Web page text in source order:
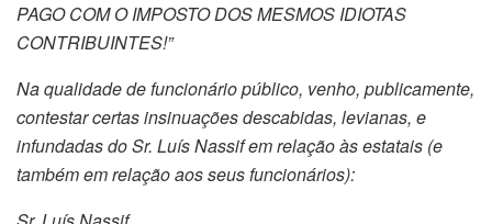
PAGO COM O IMPOSTO DOS MESMOS IDIOTAS
CONTRIBUINTES!”
Na qualidade de funcionário público, venho, publicamente,
contestar certas insinuações descabidas, levianas, e
infundadas do Sr. Luís Nassif em relação às estatais (e
também em relação aos seus funcionários):